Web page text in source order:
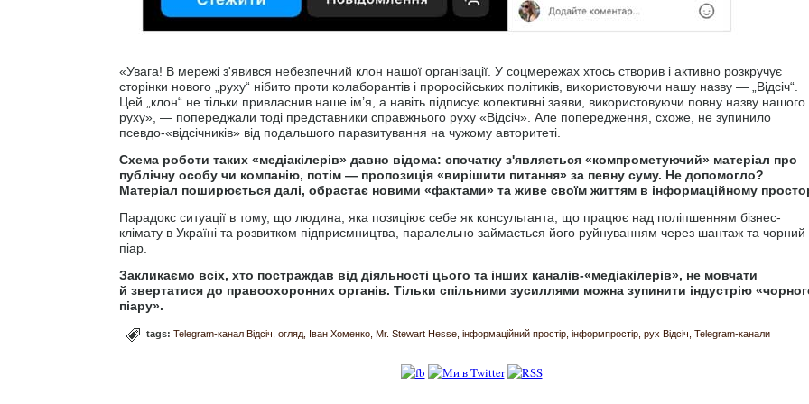
«Увага! В мережі з'явився небезпечний клон нашої організації. У соцмережах хтось створив і активно розкручує
сторінки нового „руху“ нібито проти колаборантів і проросійських політиків, використовуючи нашу назву — „Відсіч“.
Цей „клон“ не тільки привласнив наше ім’я, а навіть підписує колективні заяви, використовуючи повну назву нашого
руху», — попереджали тоді представники справжнього руху «Відсіч». Але попередження, схоже, не зупинило
псевдо-«відсічників» від подальшого паразитування на чужому авторитеті.
Схема роботи таких «медіакілерів» давно відома: спочатку з'являється «компрометуючий» матеріал про
публічну особу чи компанію, потім — пропозиція «вирішити питання» за певну суму. Не допомогло?
Матеріал поширюється далі, обрастає новими «фактами» та живе своїм життям в інформаційному
Парадокс ситуації в тому, що людина, яка позиціює себе як консультанта, що працює над поліпшенням бізнес-
клімату в Україні та розвитком підприємництва, паралельно займається його руйнуванням через шантаж та чорний
піар.
Закликаємо всіх, хто постраждав від діяльності цього та інших каналів-«медіакілерів», не мовчати
й звертатися до правоохоронних органів. Тільки спільними зусиллями можна зупинити індустрію
піару».
tags: Telegram-канал Відсіч огляд Іван Хоменко Mr. Stewart Hesse інформаційний простір інформпростір рух Відсіч Telegram-канали